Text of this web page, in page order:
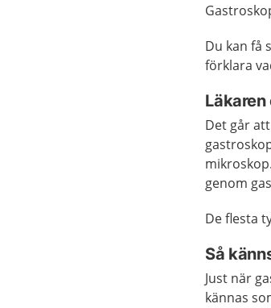
Du kan få
förklara
Det går
genom
De flesta
Så
Just när
kännas